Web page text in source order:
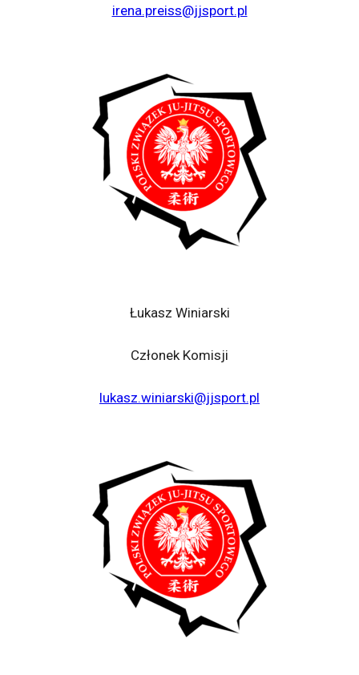
irena.preiss@jjsport.pl
Łukasz Winiarski
Członek Komisji
lukasz.winiarski@jjsport.pl